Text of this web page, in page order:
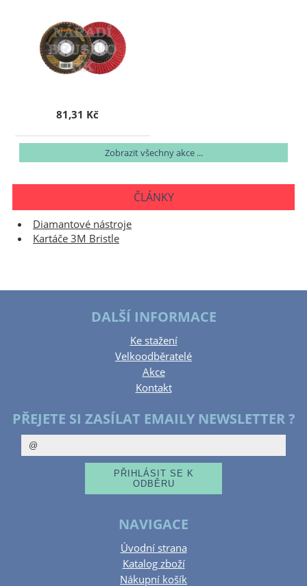
81,31 Kč
Zobrazit všechny akce ...
ČLÁNKY
Diamantové nástroje
Kartáče 3M Bristle
DALŠÍ INFORMACE
Ke stažení
Velkoodběratelé
Akce
Kontakt
PŘEJETE SI ZASÍLAT EMAILY NEWSLETTER ?
NAVIGACE
Úvodní strana
Katalog zboží
Nákupní košík